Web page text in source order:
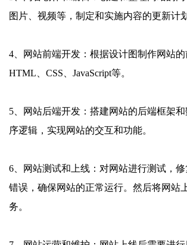
图片、视频等，制定和实施内容的更新计划
4、网站前端开发：根据设计图制作网站
HTML、CSS、JavaScript等。
5、网站后端开发：搭建网站的后端框架
序逻辑，实现网站的交互和功能。
6、网站测试和上线：对网站进行测试，
错误，确保网站的正常运行。然后将网站
务。